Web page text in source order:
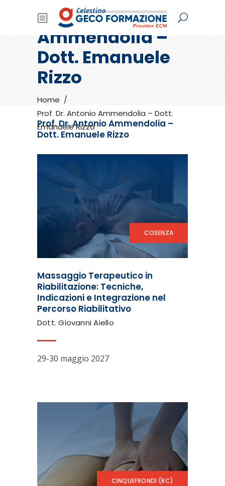
Prof. Dr. Antonio
Ammendolia –
Dott. Emanuele
Rizzo
Home /
Prof. Dr. Antonio Ammendolia – Dott.
Emanuele Rizzo
Prof. Dr. Antonio Ammendolia –
Dott. Emanuele Rizzo
COSENZA
Massaggio Terapeutico in
Riabilitazione: Tecniche,
Indicazioni e Integrazione nel
Percorso Riabilitativo
Dott. Giovanni Aiello
29-30 maggio 2027
CINQUEFRONDI (RC)